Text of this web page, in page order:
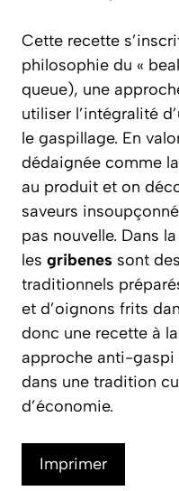
Cette recette
philosophie du «
queue), une
utiliser l’intégralité
le gaspillage. En
dédaignée comme
au produit et on
saveurs
pas nouvelle. Dans
les gribenes sont
traditionnels
et d’oignons frits
donc une recette à
approche anti-gaspi
dans une tradition
d’économie.
Imprimer